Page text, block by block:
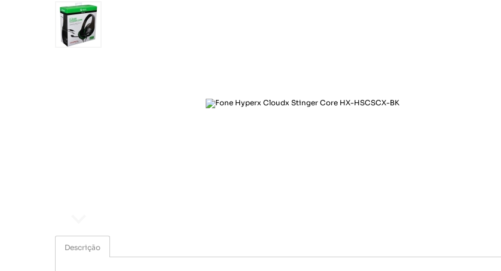
Esporte e lazer
Informática
Eletroportáteis
Descrição